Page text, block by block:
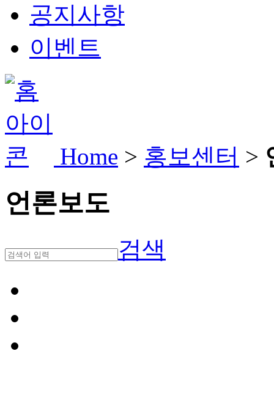
공지사항
이벤트
Home > 홍보센터 >
언론보도
검색